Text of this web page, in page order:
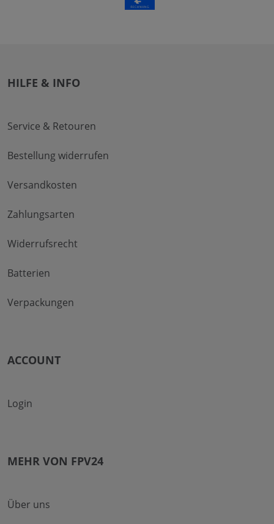
HILFE & INFO
Service & Retouren
Bestellung widerrufen
Versandkosten
Zahlungsarten
Widerrufsrecht
Batterien
Verpackungen
ACCOUNT
Login
MEHR VON FPV24
Über uns